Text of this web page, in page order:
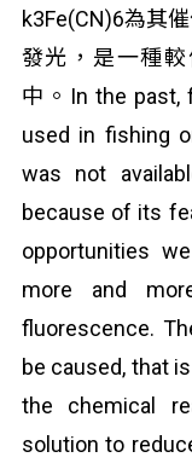
k3Fe(CN)6為其
發光，是一種
中。In the past,
used in fishing
was not
because of its
opportunities
more and
fluorescence.
be caused, that
the chemical
solution to